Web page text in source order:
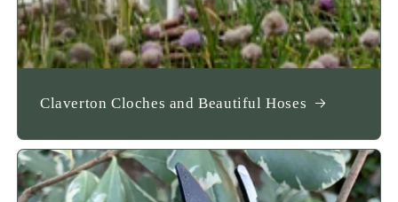
Claverton Cloches and Beautiful Hoses